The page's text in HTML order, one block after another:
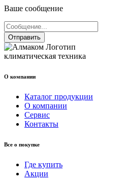
Ваше сообщение
Отправить
климатическая техника
О компании
Каталог продукции
О компании
Сервис
Контакты
Все о покупке
Где купить
Акции